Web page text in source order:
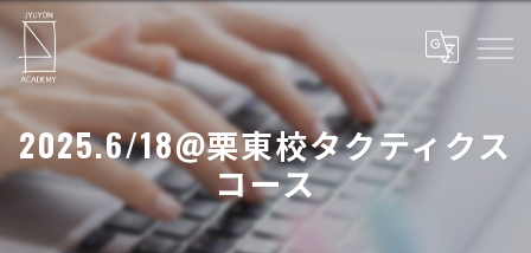
2025.6/18@栗東校タクティクス
コース